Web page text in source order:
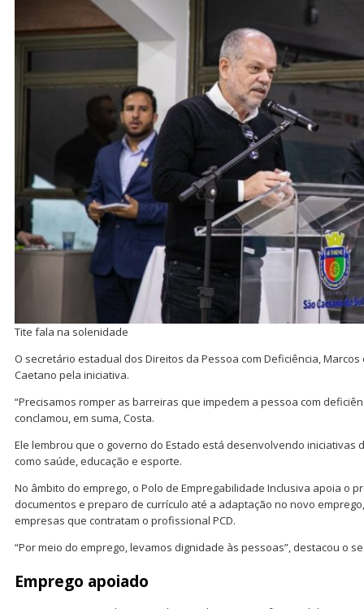
Tite fala na solenidade
O secretário estadual dos Direitos da Pessoa com Deficiência,
Caetano pela iniciativa.
“Precisamos romper as barreiras que impedem a pessoa com
conclamou, em suma, Costa.
Ele lembrou que o governo do Estado está desenvolvendo iniciativas
como saúde, educação e esporte.
No âmbito do emprego, o Polo de Empregabilidade Inclusiva apoia o
documentos e preparo de currículo até a adaptação no novo
empresas que contratam o profissional PCD.
“Por meio do emprego, levamos dignidade às pessoas”, destacou o
Emprego apoiado